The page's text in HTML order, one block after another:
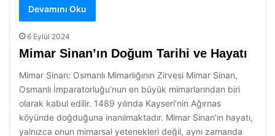
Devamını Oku
6 Eylül 2024
Mimar Sinan’ın Doğum Tarihi ve Hayatı
Mimar Sinan: Osmanlı Mimarlığının Zirvesi Mimar Sinan,
Osmanlı İmparatorluğu’nun en büyük mimarlarından biri
olarak kabul edilir. 1489 yılında Kayseri’nin Ağırnas
köyünde doğduğuna inanılmaktadır. Mimar Sinan’ın hayatı,
yalnızca onun mimarsal yetenekleri değil, aynı zamanda